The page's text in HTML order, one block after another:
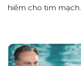
hiểm cho tim mạch.